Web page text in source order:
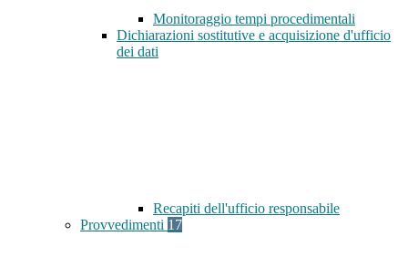
Monitoraggio tempi procedimentali
Dichiarazioni sostitutive e acquisizione d'ufficio
dei dati
Recapiti dell'ufficio responsabile
Provvedimenti 17